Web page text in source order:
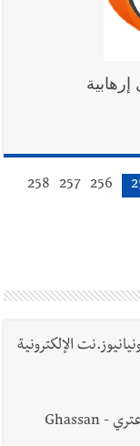
256
257
258
الإلكترونية
الصحافي السفير غسان محمود الزعتري - Ghassan